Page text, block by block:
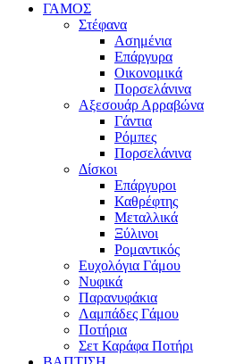
ΓΑΜΟΣ
Στέφανα
Ασημένια
Επάργυρα
Οικονομικά
Πορσελάνινα
Αξεσουάρ Αρραβώνα
Γάντια
Ρόμπες
Πορσελάνινα
Δίσκοι
Επάργυροι
Καθρέφτης
Μεταλλικά
Ξύλινοι
Ρομαντικός
Ευχολόγια Γάμου
Νυφικά
Παρανυφάκια
Λαμπάδες Γάμου
Ποτήρια
Σετ Καράφα Ποτήρι